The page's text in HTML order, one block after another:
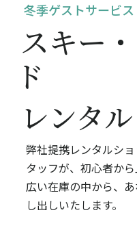
冬季ゲストサービス
スキー
ド
レンタル
弊社提携レンタルシ
タッフが、初心者か
広い在庫の中から、
し出しいたします。